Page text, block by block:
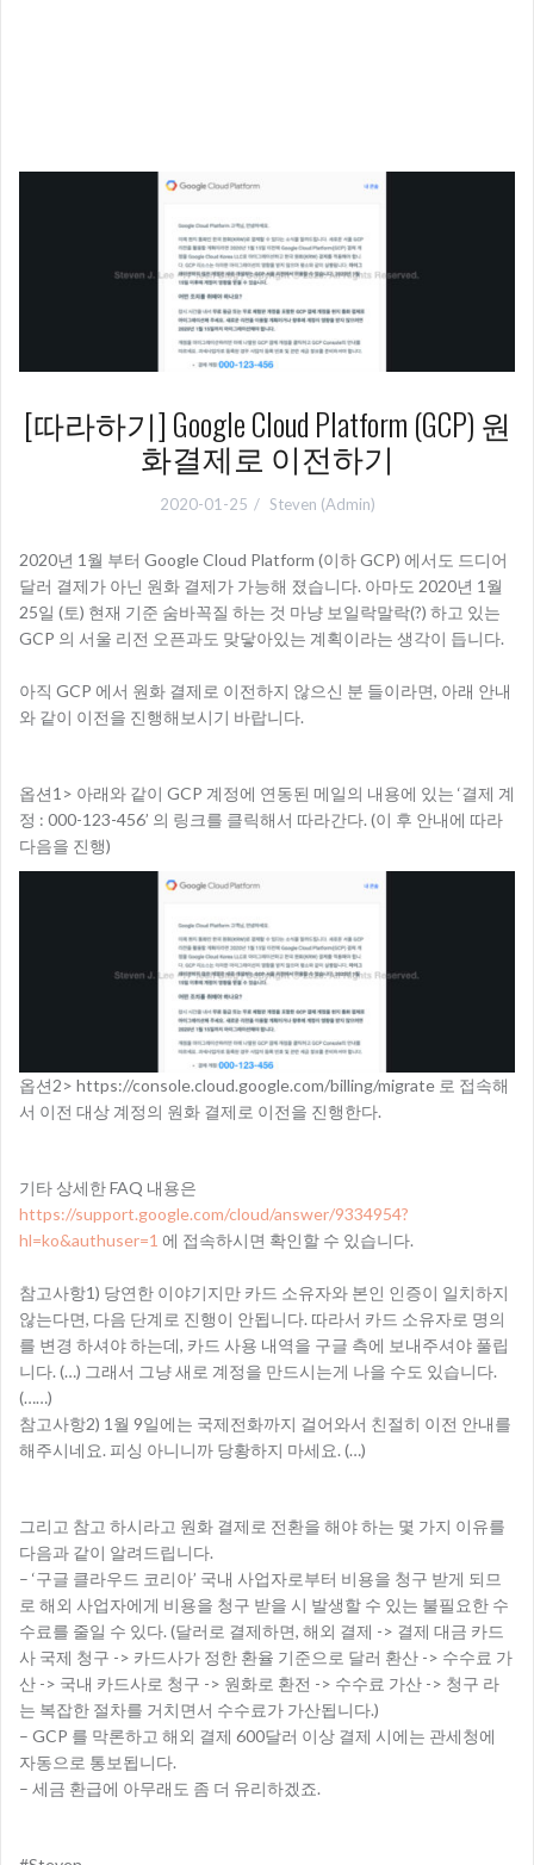
[따라하기] Google Cloud Platform (GCP) 원
화결제로 이전하기
2020-01-25 Steven (Admin)
2020년 1월 부터 Google Cloud Platform (이하 GCP) 에서도 드디어
달러 결제가 아닌 원화 결제가 가능해 졌습니다. 아마도 2020년 1월
25일 (토) 현재 기준 숨바꼭질 하는 것 마냥 보일락말락(?) 하고 있는
GCP 의 서울 리전 오픈과도 맞닿아있는 계획이라는 생각이 듭니다.
아직 GCP 에서 원화 결제로 이전하지 않으신 분 들이라면, 아래 안내
와 같이 이전을 진행해보시기 바랍니다.
옵션1> 아래와 같이 GCP 계정에 연동된 메일의 내용에 있는 ‘결제 계
정 : 000-123-456’ 의 링크를 클릭해서 따라간다. (이 후 안내에 따라
다음을 진행)
옵션2> https://console.cloud.google.com/billing/migrate 로 접속해
서 이전 대상 계정의 원화 결제로 이전을 진행한다.
기타 상세한 FAQ 내용은
https://support.google.com/cloud/answer/9334954?
hl=ko&authuser=1 에 접속하시면 확인할 수 있습니다.
참고사항1) 당연한 이야기지만 카드 소유자와 본인 인증이 일치하지
않는다면, 다음 단계로 진행이 안됩니다. 따라서 카드 소유자로 명의
를 변경 하셔야 하는데, 카드 사용 내역을 구글 측에 보내주셔야 풀립
니다. (…) 그래서 그냥 새로 계정을 만드시는게 나을 수도 있습니다.
(……)
참고사항2) 1월 9일에는 국제전화까지 걸어와서 친절히 이전 안내를
해주시네요. 피싱 아니니까 당황하지 마세요. (…)
그리고 참고 하시라고 원화 결제로 전환을 해야 하는 몇 가지 이유를
다음과 같이 알려드립니다.
– ‘구글 클라우드 코리아’ 국내 사업자로부터 비용을 청구 받게 되므
로 해외 사업자에게 비용을 청구 받을 시 발생할 수 있는 불필요한 수
수료를 줄일 수 있다. (달러로 결제하면, 해외 결제 -> 결제 대금 카드
사 국제 청구 -> 카드사가 정한 환율 기준으로 달러 환산 -> 수수료 가
산 -> 국내 카드사로 청구 -> 원화로 환전 -> 수수료 가산 -> 청구 라
는 복잡한 절차를 거치면서 수수료가 가산됩니다.)
– GCP 를 막론하고 해외 결제 600달러 이상 결제 시에는 관세청에
자동으로 통보됩니다.
– 세금 환급에 아무래도 좀 더 유리하겠죠.